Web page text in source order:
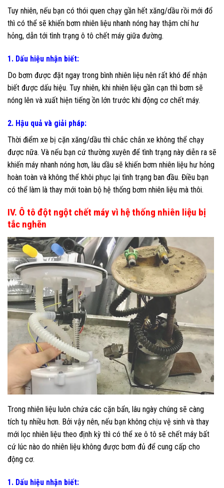
Tuy nhiên, nếu bạn có thói quen chạy gần hết xăng/dầu rồi mới đổ
thì có thể sẽ khiến bơm nhiên liệu nhanh nóng hay thậm chí hư
hỏng, dẫn tới tình trạng ô tô chết máy giữa đường.
1. Dấu hiệu nhận biết:
Do bơm được đặt ngay trong bình nhiên liệu nên rất khó để nhận
biết được dấu hiệu. Tuy nhiên, khi nhiên liệu gần cạn thì bơm sẽ
nóng lên và xuất hiện tiếng ồn lớn trước khi động cơ chết máy.
2. Hậu quả và giải pháp:
Thời điểm xe bị cặn xăng/dầu thì chắc chắn xe không thể chạy
được nữa. Và nếu bạn cứ thường xuyên để tình trạng này diễn ra sẽ
khiến máy nhanh nóng hơn, lâu dầu sẽ khiến bơm nhiên liệu hư hỏng
hoàn toàn và không thể khôi phục lại tình trạng ban đầu. Điều bạn
có thể làm là thay mới toàn bộ hệ thống bơm nhiên liệu mà thôi.
IV. Ô tô đột ngột chết máy vì hệ thống nhiên liệu bị
tắc nghẽn
Trong nhiên liệu luôn chứa các cặn bẩn, lâu ngày chúng sẽ càng
tích tụ nhiều hơn. Bởi vậy nên, nếu bạn không chịu vệ sinh và thay
mới lọc nhiên liệu theo định kỳ thì có thể xe ô tô sẽ chết máy bất
cứ lúc nào do nhiên liệu không được bơm đủ để cung cấp cho
động cơ.
1. Dấu hiệu nhận biết: